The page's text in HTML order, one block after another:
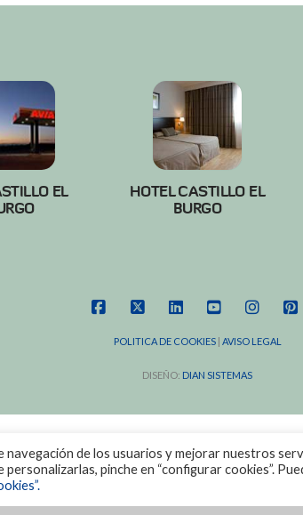
EL
HOTEL CASTILLO EL
BURGO
POLITICA DE COOKIES| AVISO LEGAL
DISEÑO: DIAN SISTEMAS
de los usuarios y mejorar nuestros
pinche en “configurar cookies”.